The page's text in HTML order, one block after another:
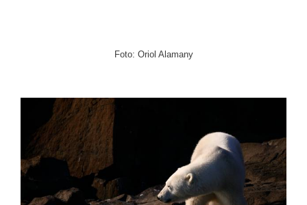
Foto: Oriol Alamany